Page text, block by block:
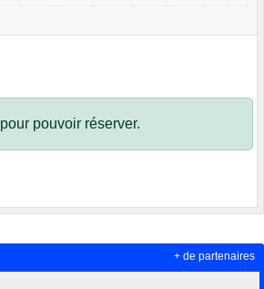
pour pouvoir réserver.
+ de partenaires